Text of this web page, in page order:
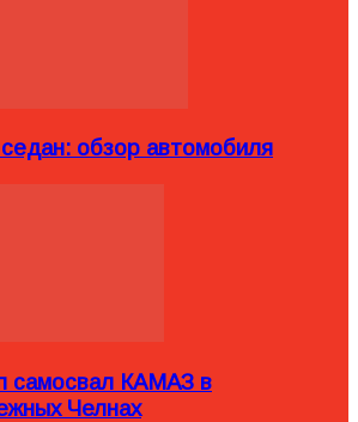
обзор автомобиля
самосвал КАМАЗ в
Челнах